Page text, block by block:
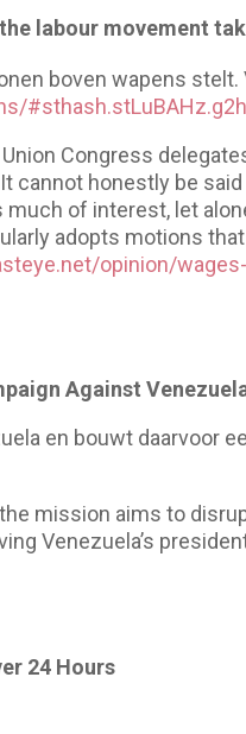
labour movement
boven wapens
Congress
cannot honestly be
of interest, let
adopts motions
opinion/
Against
en bouwt daarvoor
mission aims to
Venezuela’s
24 Hours